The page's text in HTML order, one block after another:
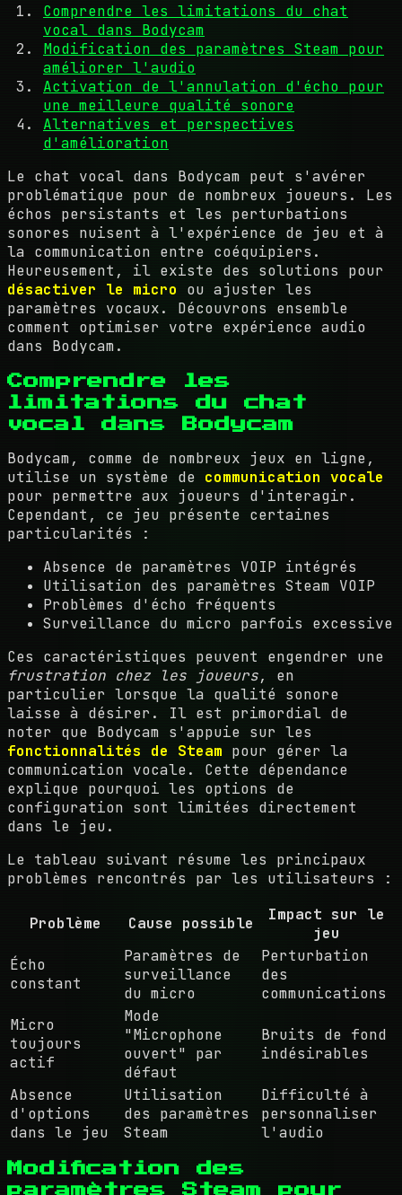
Comprendre les limitations du chat
vocal dans Bodycam
Modification des paramètres Steam pour
améliorer l'audio
Activation de l'annulation d'écho pour
une meilleure qualité sonore
Alternatives et perspectives
d'amélioration
Le chat vocal dans Bodycam peut s'avérer
problématique pour de nombreux joueurs. Les
échos persistants et les perturbations
sonores nuisent à l'expérience de jeu et à
la communication entre coéquipiers.
Heureusement, il existe des solutions pour
désactiver le micro ou ajuster les
paramètres vocaux. Découvrons ensemble
comment optimiser votre expérience audio
dans Bodycam.
Comprendre les
limitations du chat
vocal dans Bodycam
Bodycam, comme de nombreux jeux en ligne,
utilise un système de communication vocale
pour permettre aux joueurs d'interagir.
Cependant, ce jeu présente certaines
particularités :
Absence de paramètres VOIP intégrés
Utilisation des paramètres Steam VOIP
Problèmes d'écho fréquents
Surveillance du micro parfois excessive
Ces caractéristiques peuvent engendrer une
frustration chez les joueurs, en
particulier lorsque la qualité sonore
laisse à désirer. Il est primordial de
noter que Bodycam s'appuie sur les
fonctionnalités de Steam pour gérer la
communication vocale. Cette dépendance
explique pourquoi les options de
configuration sont limitées directement
dans le jeu.
Le tableau suivant résume les principaux
problèmes rencontrés par les utilisateurs :
Problème Cause possible
Impact sur le
jeu
Écho
constant
Paramètres de
surveillance
du micro
Perturbation
des
communications
Micro
toujours
actif
Mode
"Microphone
ouvert" par
défaut
Bruits de fond
indésirables
Absence
d'options
dans le jeu
Utilisation
des paramètres
Steam
Difficulté à
personnaliser
l'audio
Modification des
paramètres Steam pour